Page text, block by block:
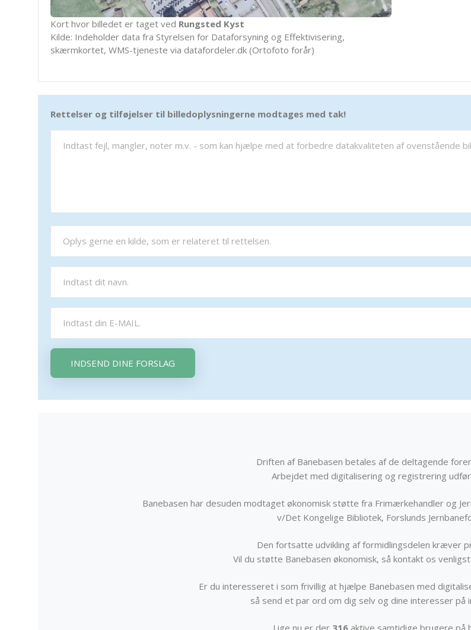
Kort hvor billedet er taget ved Rungsted Kyst
Kilde: Indeholder data fra Styrelsen for Dataforsyning og Effektivisering,
skærmkortet, WMS-tjeneste via datafordeler.dk (Ortofoto forår)
Rettelser og tilføjelser til billedoplysningerne modtages med tak!
INDSEND DINE FORSLAG
Driften af Banebasen betales af de deltagende
Arbejdet med digitalisering og registrering
Banebasen har desuden modtaget økonomisk støtte fra Frimærkehandler og
v/Det Kongelige Bibliotek, Forslunds
Den fortsatte udvikling af formidlingsdelen kræver
Vil du støtte Banebasen økonomisk, så kontakt os
Er du interesseret i som frivillig at hjælpe Banebasen med
så send et par ord om dig selv og dine interesser på
Lige nu er der 316 aktive samtidige brugere på